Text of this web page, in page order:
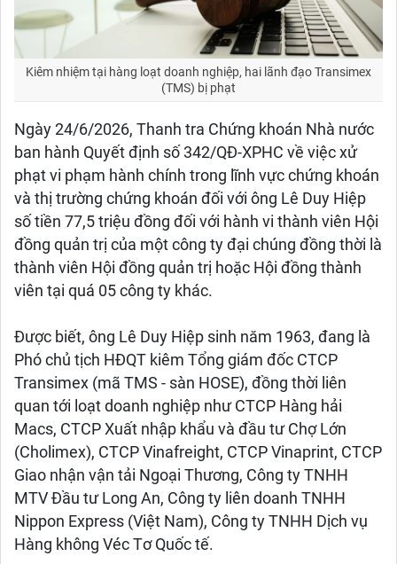
Kiêm nhiệm tại hàng loạt doanh nghiệp, hai lãnh đạo Transimex
(TMS) bị phạt
Ngày 24/6/2026, Thanh tra Chứng khoán Nhà nước
ban hành Quyết định số 342/QĐ-XPHC về việc xử
phạt vi phạm hành chính trong lĩnh vực chứng khoán
và thị trường chứng khoán đối với ông Lê Duy Hiệp
số tiền 77,5 triệu đồng đối với hành vi thành viên Hội
đồng quản trị của một công ty đại chúng đồng thời là
thành viên Hội đồng quản trị hoặc Hội đồng thành
viên tại quá 05 công ty khác.
Được biết, ông Lê Duy Hiệp sinh năm 1963, đang là
Phó chủ tịch HĐQT kiêm Tổng giám đốc CTCP
Transimex (mã TMS - sàn HOSE), đồng thời liên
quan tới loạt doanh nghiệp như CTCP Hàng hải
Macs, CTCP Xuất nhập khẩu và đầu tư Chợ Lớn
(Cholimex), CTCP Vinafreight, CTCP Vinaprint, CTCP
Giao nhận vận tải Ngoại Thương, Công ty TNHH
MTV Đầu tư Long An, Công ty liên doanh TNHH
Nippon Express (Việt Nam), Công ty TNHH Dịch vụ
Hàng không Véc Tơ Quốc tế.